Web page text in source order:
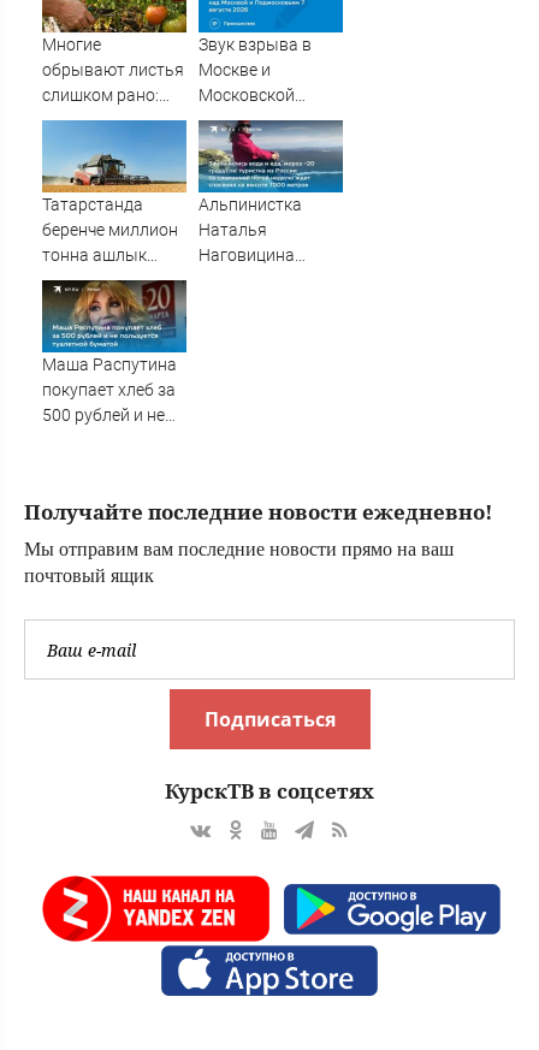
по логистическим
центрам
07/08/2026 –
способом
Многие
обрывают листья
слишком рано:
что на самом деле
нужно томатам в
августе
Звук взрыва в
Москве и
Московской
области 7 августа
2026 года:
Причины,
источник, откуда
был громкий
хлопок
Татарстанда
беренче миллион
тонна ашлык
суктырылган
Альпинистка
Наталья
Наговицина
Маша Распутина
покупает хлеб за
500 рублей и не
Получайте последние новости ежедневно!
Мы отправим вам последние новости прямо на ваш
почтовый ящик
Подписаться
КурскТВ в соцсетях